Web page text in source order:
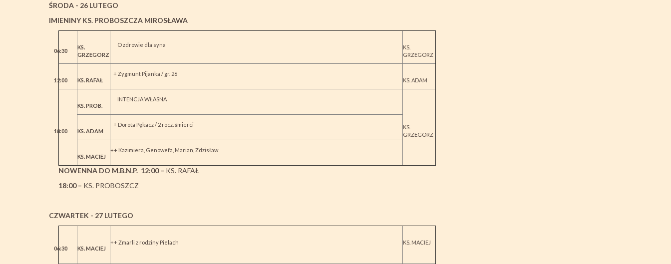
ŚRODA - 26 LUTEGO
IMIENINY KS. PROBOSZCZA MIROSŁAWA
06:30
KS.
GRZEGORZ
O zdrowie dla syna
KS.
GRZEGORZ
12:00 KS. RAFAŁ
+ Zygmunt Pijanka / gr. 26
KS. ADAM
18:00
KS. PROB.
INTENCJA WŁASNA
KS.
GRZEGORZ
KS. ADAM
+ Dorota Pękacz / 2 rocz. śmierci
KS. MACIEJ
++ Kazimiera, Genowefa, Marian, Zdzisław
NOWENNA DO M.B.N.P. 12:00 – KS. RAFAŁ
18:00 – KS. PROBOSZCZ
CZWARTEK - 27 LUTEGO
06:30 KS. MACIEJ
++ Zmarli z rodziny Pielach KS. MACIEJ